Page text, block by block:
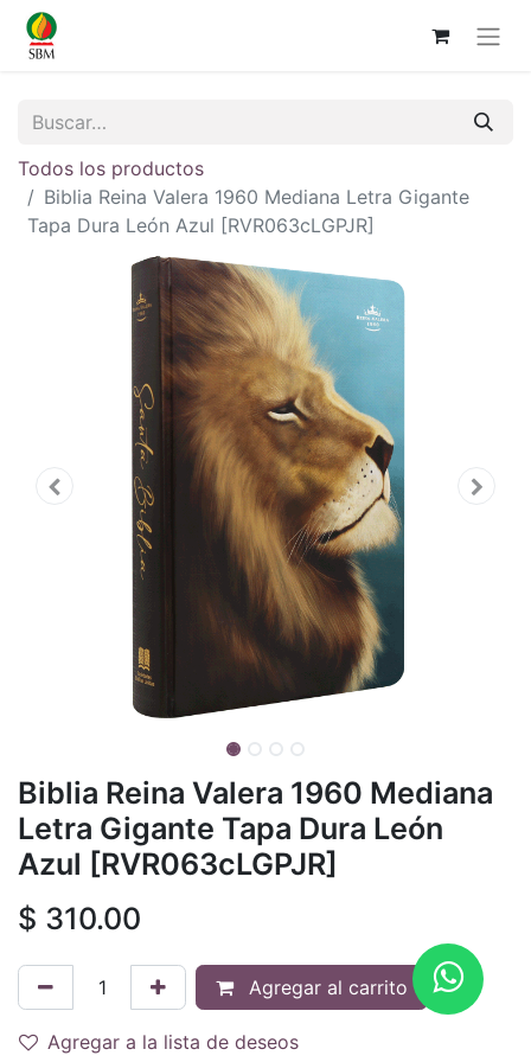
Todos los productos
Biblia Reina Valera 1960 Mediana Letra Gigante
Tapa Dura León Azul [RVR063cLGPJR]
Biblia Reina Valera 1960 Mediana
Letra Gigante Tapa Dura León
Azul [RVR063cLGPJR]
$ 310.00
Agregar al carrito
Agregar a la lista de deseos